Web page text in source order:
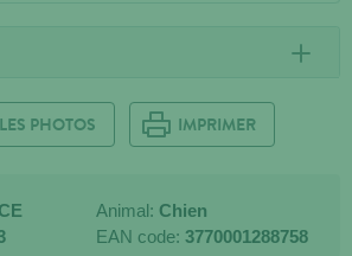
PHOTOS IMPRIMER
Animal: Chien
EAN code: 3770001288758